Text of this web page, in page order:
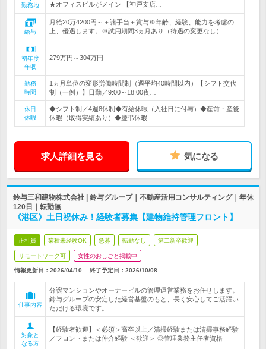
勤務地
★オフィスビルがメイン 【神戸支店…
給与
月給20万4200円～＋諸手当＋賞与※年齢、経験、能力を考慮の
上、優遇します。※試用期間3ヵ月あり（待遇の変更なし）…
初年度
年収
279万円～304万円
勤務
時間
1ヵ月単位の変形労働時間制（週平均40時間以内）【シフト交代
制（一例）】日勤／9:00～18:00夜…
休日
休暇
◆シフト制／4週8休制◆有給休暇（入社日に付与）◆産前・産後
休暇（取得実績あり）◆慶弔休暇
求人詳細を見る 気になる
鈴与三和建物株式会社 | 鈴与グループ｜不動産活用コンサルティング｜年休
120日｜転勤無
《港区》土日祝休み！経験者募集【建物維持管理フロント】
正社員 業種未経験OK 急募 転勤なし 第二新卒歓迎
リモートワーク可 女性のおしごと掲載中
情報更新日：2026/04/10 終了予定日： 2026/10/08
仕事内容
分譲マンションやオーナービルの管理運営業務をお任せします。
鈴与グループの安定した経営基盤のもと、長く安心してご活躍い
ただける環境です。
対象と
なる方
【経験者歓迎】＜必須＞高卒以上／清掃経験または清掃事務経験
／フロントまたは仲介経験 ＜歓迎＞ ◎管理業務主任者資格